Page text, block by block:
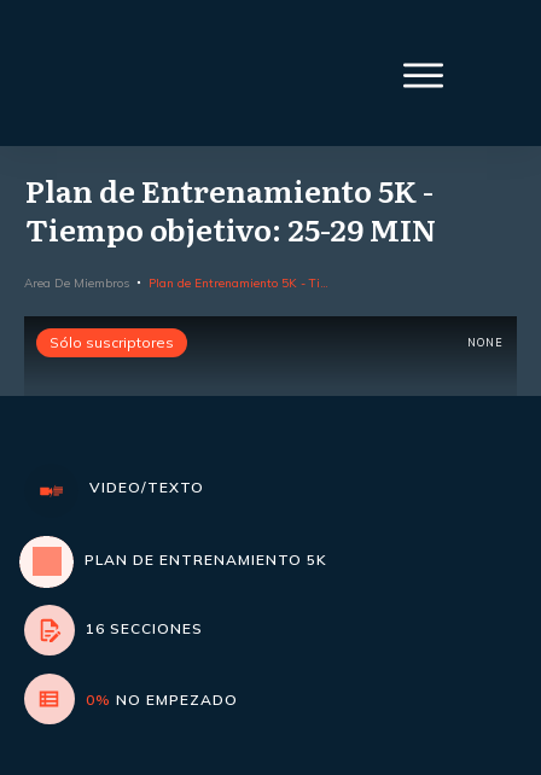
Plan de Entrenamiento 5K -
Tiempo objetivo: 25-29 MIN
Area De Miembros Plan de Entrenamiento 5K - Tiempo objetivo: 25-29 MIN
Sólo suscriptores NONE
VIDEO/TEXTO
PLAN DE ENTRENAMIENTO 5K
16 SECCIONES
0% NO EMPEZADO